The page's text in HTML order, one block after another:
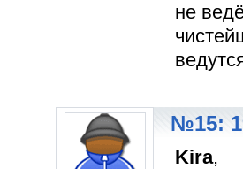
не
№15:
Kira,